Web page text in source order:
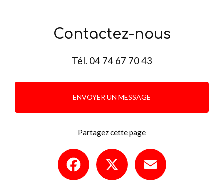
Contactez-nous
Tél. 04 74 67 70 43
ENVOYER UN MESSAGE
Partagez cette page
Facebook